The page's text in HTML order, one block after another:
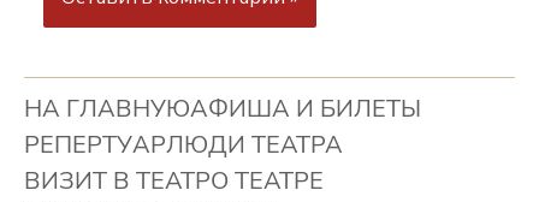
НА ГЛАВНУЮАФИША И БИЛЕТЫ
РЕПЕРТУАРЛЮДИ ТЕАТРА
ВИЗИТ В ТЕАТРО ТЕАТРЕ